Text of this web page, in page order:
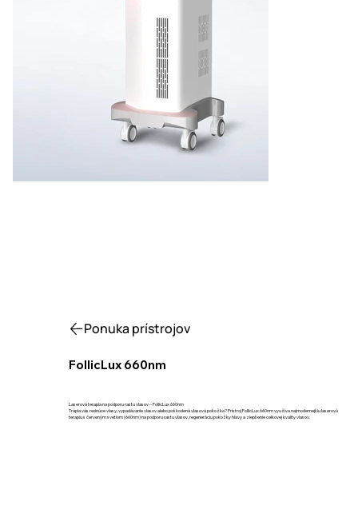
Ponuka prístrojov
FollicLux 660nm
Laserová terapia na podporu rastu vlasov – FollicLux 660nm
Trápia vás rednúce vlasy, vypadávanie vlasov alebo poškodená vlasová pokožka? Prístroj FollicLux 660nm využíva najmodernejšiu laserovú
terapiu s červeným svetlom (660nm) na podporu rastu vlasov, regeneráciu pokožky hlavy a zlepšenie celkovej kvality vlasov.